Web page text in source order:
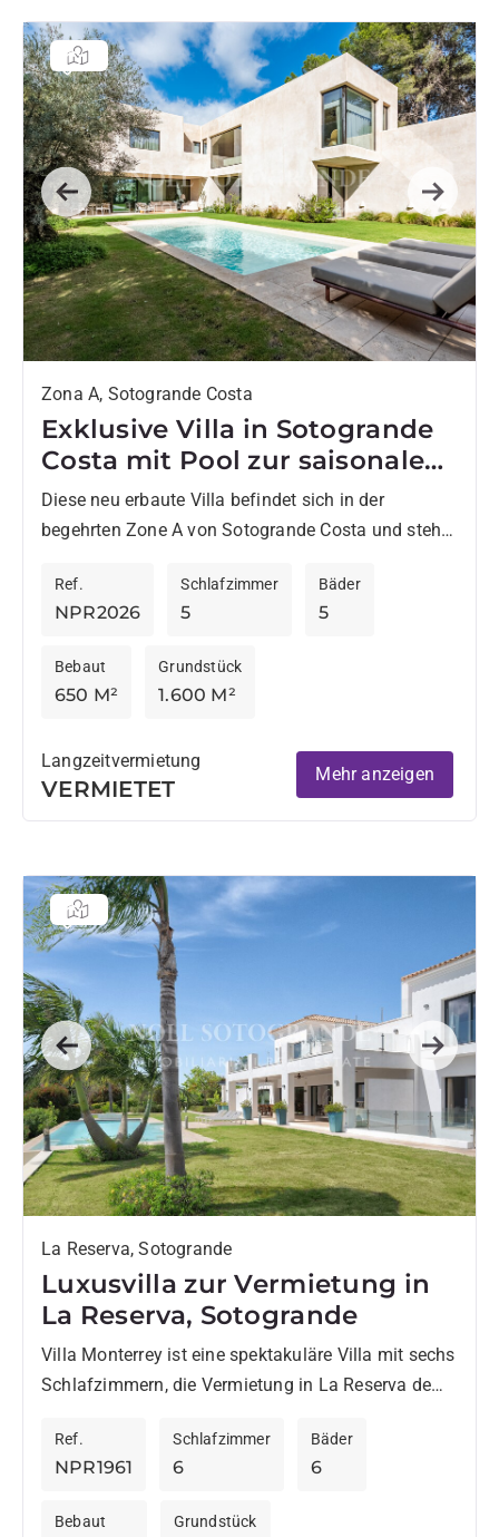
Previous Next
Zona A, Sotogrande Costa
Exklusive Villa in Sotogrande
Costa mit Pool zur saisonalen
Vermietung verfügbar
Diese neu erbaute Villa befindet sich in der
begehrten Zone A von Sotogrande Costa und steht
Anwesen ist im...
NPR2026
Ref.
5
Schlafzimmer
5
Bäder
650 M²
Bebaut
1.600 M²
Grundstück
Langzeitvermietung
VERMIETET
Mehr anzeigen
Previous Next
La Reserva, Sotogrande
Luxusvilla zur Vermietung in
La Reserva, Sotogrande
Villa Monterrey ist eine spektakuläre Villa mit sechs
Schlafzimmern, die Vermietung in La Reserva de
m² großen Grundstück...
NPR1961
Ref.
6
Schlafzimmer
6
Bäder
Bebaut Grundstück